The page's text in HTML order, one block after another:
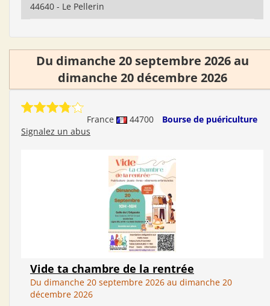
44640 - Le Pellerin
Du dimanche 20 septembre 2026 au
dimanche 20 décembre 2026
France 44700
Bourse de puériculture
Signalez un abus
Vide ta chambre de la rentrée
Du dimanche 20 septembre 2026 au dimanche 20
décembre 2026